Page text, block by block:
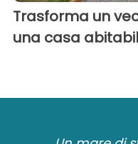
Trasforma un
una casa